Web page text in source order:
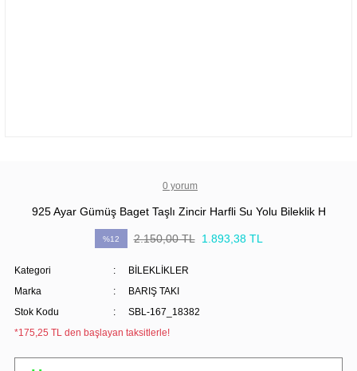
0 yorum
925 Ayar Gümüş Baget Taşlı Zincir Harfli Su Yolu Bileklik H
%12 2.150,00 TL 1.893,38 TL
Kategori
BİLEKLİKLER
Marka
BARIŞ TAKI
Stok Kodu
SBL-167_18382
*175,25 TL den başlayan taksitlerle!